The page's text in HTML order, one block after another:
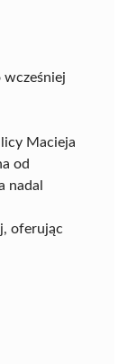
wcześniej
Macieja
od
nadal
oferując